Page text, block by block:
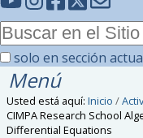
solo en sección
Menú
Usted está aquí: Inicio /
CIMPA Research School
Differential Equations